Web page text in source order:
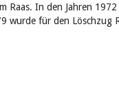
Raas. In den Jahren 1972
wurde für den Löschzug